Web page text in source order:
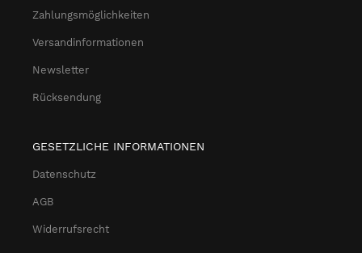
Zahlungsmöglichkeiten
Versandinformationen
Newsletter
Rücksendung
GESETZLICHE INFORMATIONEN
Datenschutz
AGB
Widerrufsrecht